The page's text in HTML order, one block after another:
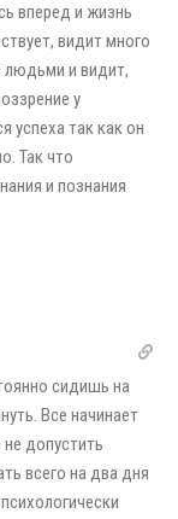
вперед и жизнь
видит много
людьми и видит,
у
успеха так как он
Так что
и познания
сидишь на
Все начинает
допустить
всего на два дня